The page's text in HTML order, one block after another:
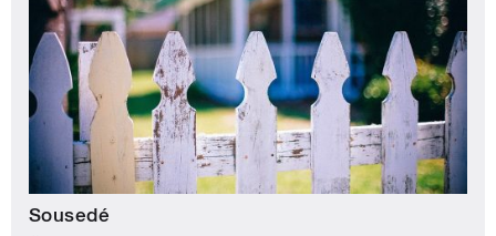
Sousedé